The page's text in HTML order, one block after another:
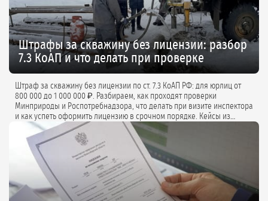
Штрафы за скважину без лицензии: разбор
7.3 КоАП и что делать при проверке
Штраф за скважину без лицензии по ст. 7.3 КоАП РФ: для юрлиц от
800 000 до 1 000 000 ₽. Разбираем, как проходят проверки
Минприроды и Роспотребнадзора, что делать при визите инспектора
и как успеть оформить лицензию в срочном порядке. Кейсы из
практики и советы экспертов.